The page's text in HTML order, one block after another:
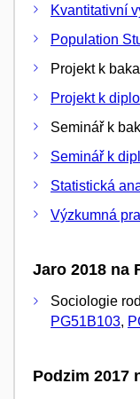
Kvantitativní
Population
Projekt k
Projekt k
Seminář k
Seminář k
Statistická
Výzkumná
Jaro 2018 na
Sociologie
PG51B103,
Podzim 2017